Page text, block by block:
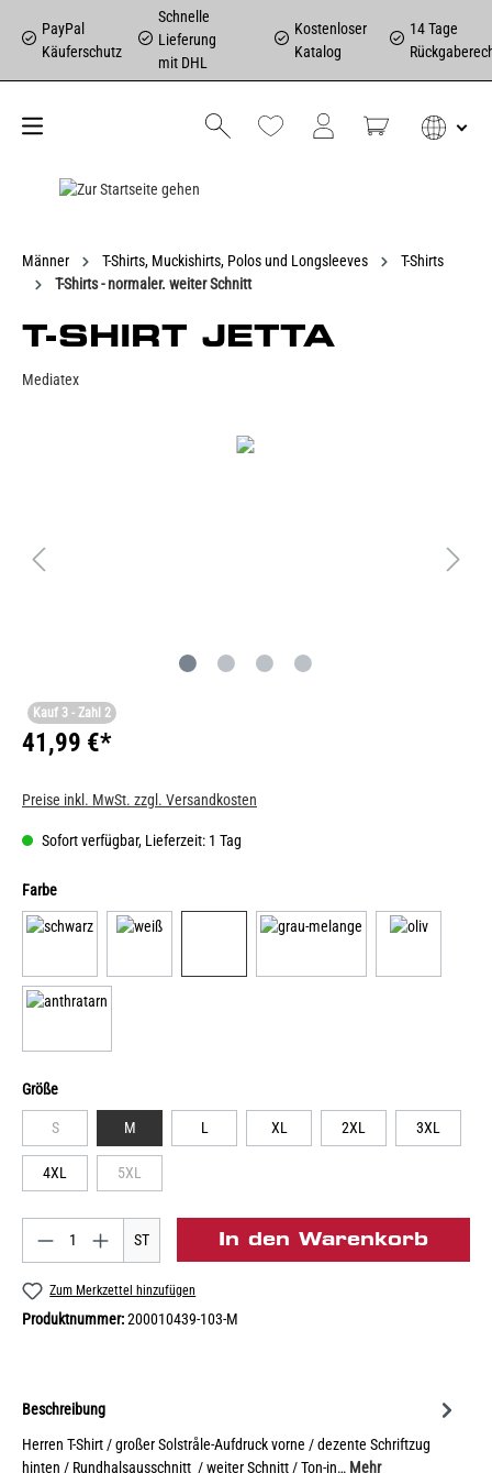
PayPal
Käuferschutz
Schnelle
Lieferung
mit DHL
Kostenloser
Katalog
14 Tage
Männer T-Shirts, Muckishirts, Polos und Longsleeves
T-Shirts
T-Shirts - normaler. weiter Schnitt
T-SHIRT JETTA
Mediatex
Kauf 3 - Zahl 2
41,99 €*
Preise inkl. MwSt. zzgl. Versandkosten
Sofort verfügbar, Lieferzeit: 1 Tag
Farbe
Größe
S M L XL 2XL 3XL
4XL 5XL
ST In den Warenkorb
Zum Merkzettel hinzufügen
Produktnummer:200010439-103-M
Beschreibung
Herren T-Shirt / großer Solstråle-Aufdruck vorne / dezente Schriftzug
hinten / Rundhalsausschnitt / weiter Schnitt / Ton-in… Mehr